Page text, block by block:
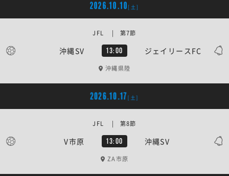
2026.10.10 [土]
沖縄SV 13:00 ジェイリースFC
JFL | 第7節
沖縄県陸
2026.10.17[土]
V市原 13:00 沖縄SV
JFL | 第8節
ZA市原